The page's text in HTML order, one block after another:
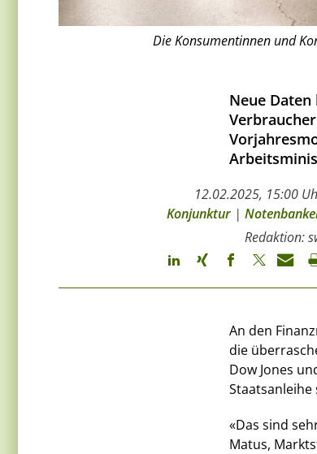
Die Konsumentinnen und
Neue
12.02.2025, 15:00
Konjunktur |
Redaktion:
An den
die
Dow Jones
Staatsanleihe
«Das sind
Matus,